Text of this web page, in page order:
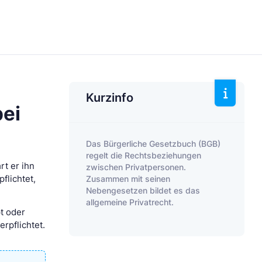
er ihn
oder
Kurzinfo
Das Bürgerliche Gesetzbuch (BGB)
regelt die Rechtsbeziehungen
zwischen Privatpersonen.
Zusammen mit seinen
Nebengesetzen bildet es das
allgemeine Privatrecht.